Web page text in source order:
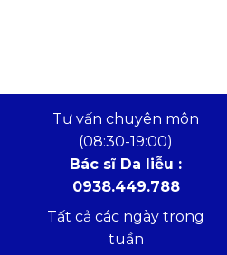
Tư vấn chuyên môn
(08:30-19:00)
Bác sĩ Da liễu :
0938.449.788
Tất cả các ngày trong
tuần